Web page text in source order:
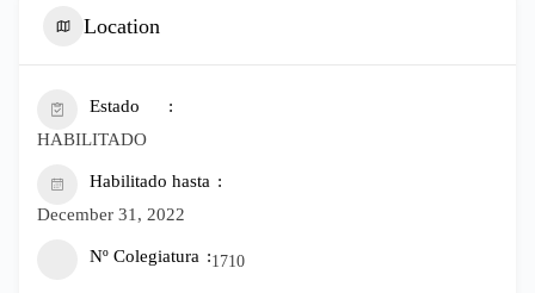
Location
Estado
HABILITADO
Habilitado hasta
December 31, 2022
Nº Colegiatura 1710